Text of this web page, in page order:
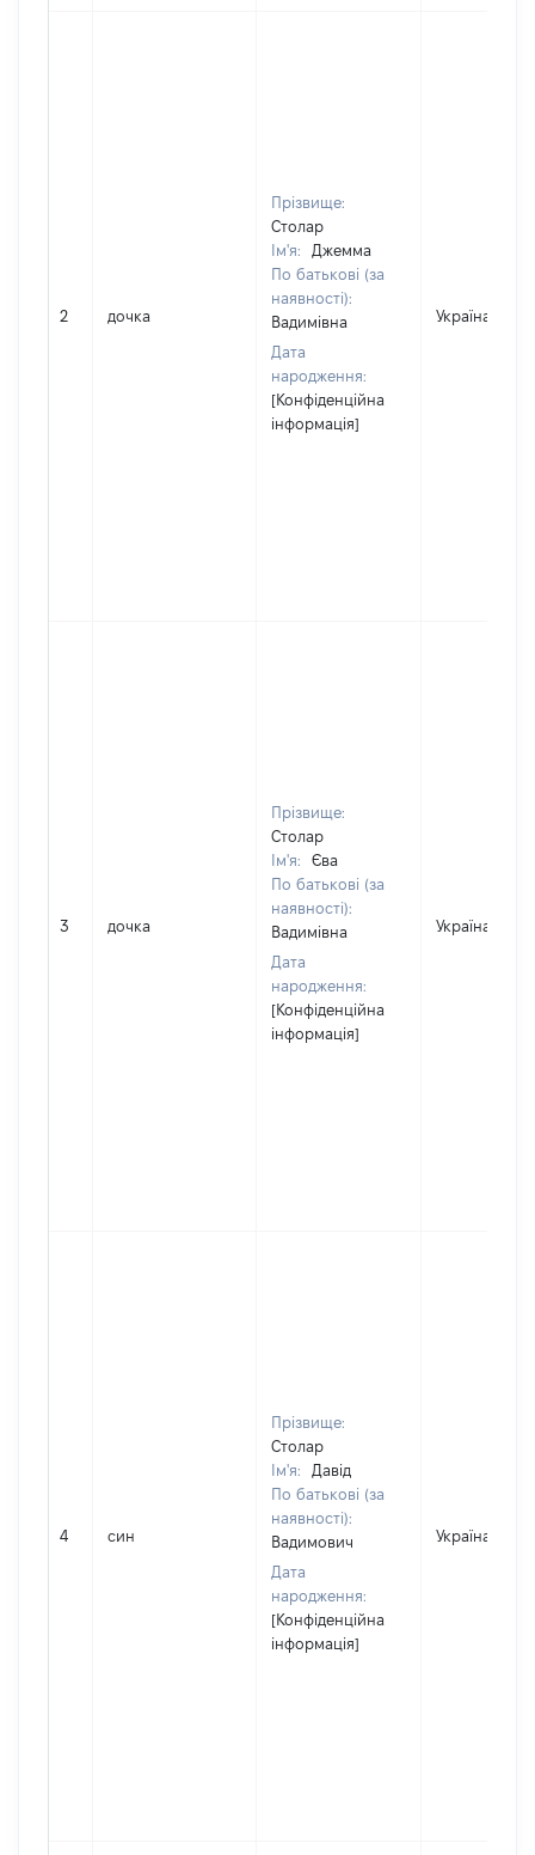
2 дочка
Прізвище:
Столар
Ім'я:
Джемма
По батькові (за
наявності):
Вадимівна
Дата
народження:
[Конфіденційна
інформація]
Україна
3 дочка
Прізвище:
Столар
Ім'я:
Єва
По батькові (за
наявності):
Вадимівна
Дата
народження:
[Конфіденційна
інформація]
Україна
4 син
Прізвище:
Столар
Ім'я:
Давід
По батькові (за
наявності):
Вадимович
Дата
народження:
[Конфіденційна
інформація]
Україна